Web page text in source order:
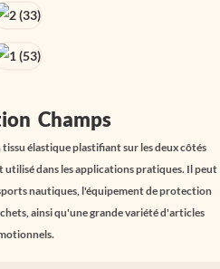
Champs
élastique plastifiant sur les deux côtés
utilisé dans les applications pratiques. Il peut
nautiques, l'équipement de protection
ainsi qu'une grande variété d'articles